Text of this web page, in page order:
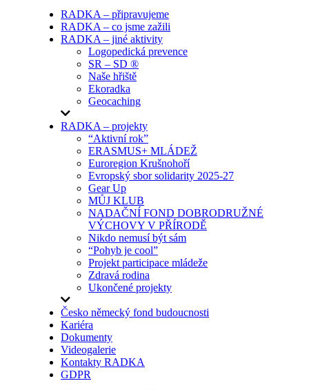
RADKA – připravujeme
RADKA – co jsme zažili
RADKA – jiné aktivity
Logopedická prevence
SR – SD ®
Naše hřiště
Ekoradka
Geocaching
RADKA – projekty
“Aktivní rok”
ERASMUS+ MLÁDEŽ
Euroregion Krušnohoří
Evropský sbor solidarity 2025-27
Gear Up
MŮJ KLUB
NADAČNÍ FOND DOBRODRUŽNÉ
VÝCHOVY V PŘÍRODĚ
Nikdo nemusí být sám
“Pohyb je cool”
Projekt participace mládeže
Zdravá rodina
Ukončené projekty
Česko německý fond budoucnosti
Kariéra
Dokumenty
Videogalerie
Kontakty RADKA
GDPR